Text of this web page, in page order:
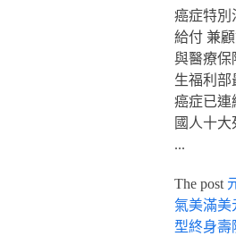
癌症特別
給付 兼
與醫療保
生福利部
癌症已連
國人十大
...
The post
氣美滿美
型終身壽